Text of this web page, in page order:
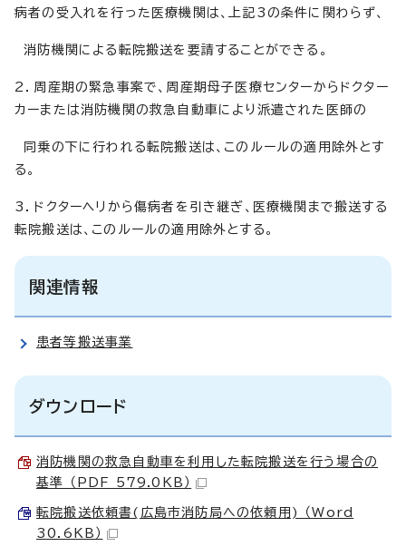
病者の受入れを行った医療機関は、上記3の条件に関わらず、
消防機関による転院搬送を要請することができる。
2．周産期の緊急事案で、周産期母子医療センターからドクター
カーまたは消防機関の救急自動車により派遣された医師の
同乗の下に行われる転院搬送は、このルールの適用除外とす
る。
3．ドクターヘリから傷病者を引き継ぎ、医療機関まで搬送する
転院搬送は、このルールの適用除外とする。
関連情報
患者等搬送事業
ダウンロード
消防機関の救急自動車を利用した転院搬送を行う場合の
基準 （PDF 579.0KB）
転院搬送依頼書(広島市消防局への依頼用) （Word
30.6KB）